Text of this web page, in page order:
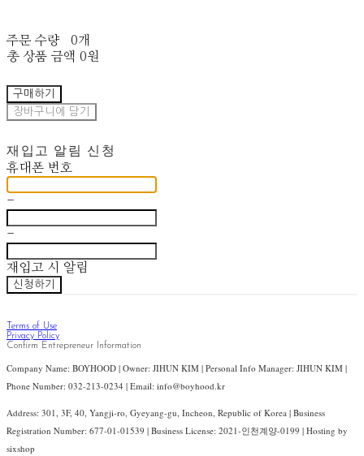
주문 수량
0개
총 상품 금액 0원
구매하기
장바구니에 담기
재입고 알림 신청
휴대폰 번호
-
-
재입고 시 알림
신청하기
Terms of Use
Privacy Policy
Confirm Entrepreneur Information
Company Name: BOYHOOD | Owner: JIHUN KIM | Personal Info Manager: JIHUN KIM |
Phone Number: 032-213-0234 | Email: info@boyhood.kr
Address: 301, 3F, 40, Yangji-ro, Gyeyang-gu, Incheon, Republic of Korea | Business
Registration Number: 677-01-01539 | Business License: 2021-인천계양-0199 | Hosting by
sixshop